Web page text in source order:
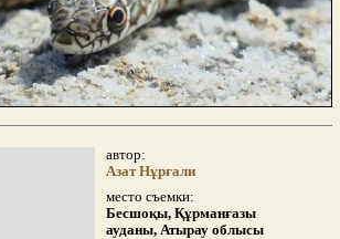
автор:
Азат Нұрғали
место съемки:
Бесшоқы, Құрманғазы
ауданы, Атырау облысы